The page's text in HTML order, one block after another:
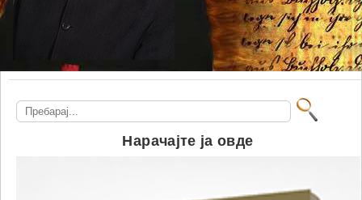
Search
for:
Нарачајте ја овде